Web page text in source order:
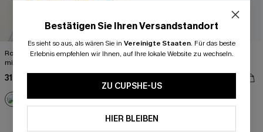
Rosa Gestreiftes Strick-Strand-Top
mit Bogensaum
31,00 €
Roter Überkreuzte Träger
Bauch Kontrolle
Bestätigen Sie Ihren Versandstandort
Es sieht so aus, als wären Sie in Vereinigte Staaten. Für das beste
Erlebnis empfehlen wir Ihnen, auf Ihre lokale Website zu wechseln.
ZU CUPSHE-US
HIER BLEIBEN